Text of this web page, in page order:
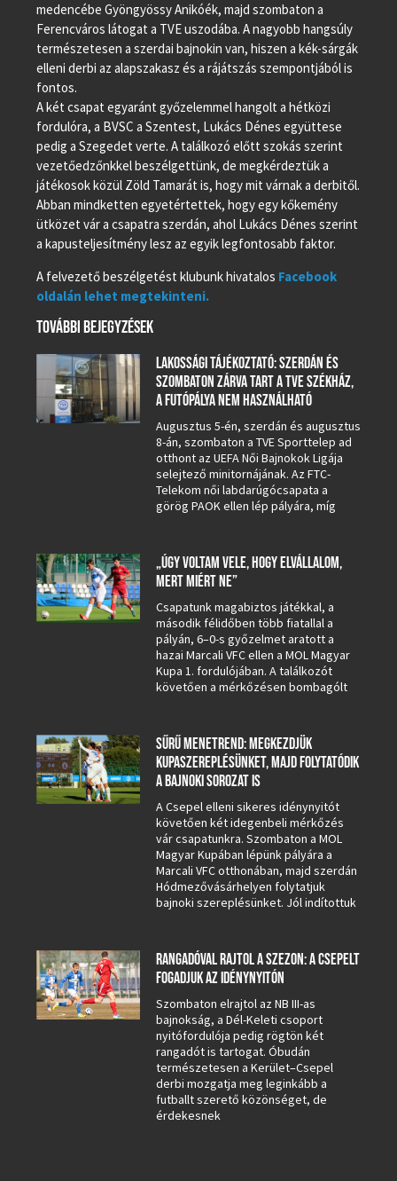
medencébe Gyöngyössy Anikóék, majd szombaton a
Ferencváros látogat a TVE uszodába. A nagyobb hangsúly
természetesen a szerdai bajnokin van, hiszen a kék-sárgák
elleni derbi az alapszakasz és a rájátszás szempontjából is
fontos.
A két csapat egyaránt győzelemmel hangolt a hétközi
fordulóra, a BVSC a Szentest, Lukács Dénes együttese
pedig a Szegedet verte. A találkozó előtt szokás szerint
vezetőedzőnkkel beszélgettünk, de megkérdeztük a
játékosok közül Zöld Tamarát is, hogy mit várnak a derbitől.
Abban mindketten egyetértettek, hogy egy kőkemény
ütközet vár a csapatra szerdán, ahol Lukács Dénes szerint
a kapusteljesítmény lesz az egyik legfontosabb faktor.
A felvezető beszélgetést klubunk hivatalos Facebook
oldalán lehet megtekinteni.
TOVÁBBI BEJEGYZÉSEK
LAKOSSÁGI TÁJÉKOZTATÓ: SZERDÁN ÉS
SZOMBATON ZÁRVA TART A TVE SZÉKHÁZ,
A FUTÓPÁLYA NEM HASZNÁLHATÓ
Augusztus 5-én, szerdán és augusztus
8-án, szombaton a TVE Sporttelep ad
otthont az UEFA Női Bajnokok Ligája
selejtező minitornájának. Az FTC-
Telekom női labdarúgócsapata a
görög PAOK ellen lép pályára, míg
„ÚGY VOLTAM VELE, HOGY ELVÁLLALOM,
MERT MIÉRT NE”
Csapatunk magabiztos játékkal, a
második félidőben több fiatallal a
pályán, 6–0-s győzelmet aratott a
hazai Marcali VFC ellen a MOL Magyar
Kupa 1. fordulójában. A találkozót
követően a mérkőzésen bombagólt
SŰRŰ MENETREND: MEGKEZDJÜK
KUPASZEREPLÉSÜNKET, MAJD FOLYTATÓDIK
A BAJNOKI SOROZAT IS
A Csepel elleni sikeres idénynyitót
követően két idegenbeli mérkőzés
vár csapatunkra. Szombaton a MOL
Magyar Kupában lépünk pályára a
Marcali VFC otthonában, majd szerdán
Hódmezővásárhelyen folytatjuk
bajnoki szereplésünket. Jól indítottuk
RANGADÓVAL RAJTOL A SZEZON: A CSEPELT
FOGADJUK AZ IDÉNYNYITÓN
Szombaton elrajtol az NB III-as
bajnokság, a Dél-Keleti csoport
nyitófordulója pedig rögtön két
rangadót is tartogat. Óbudán
természetesen a Kerület–Csepel
derbi mozgatja meg leginkább a
futballt szerető közönséget, de
érdekesnek